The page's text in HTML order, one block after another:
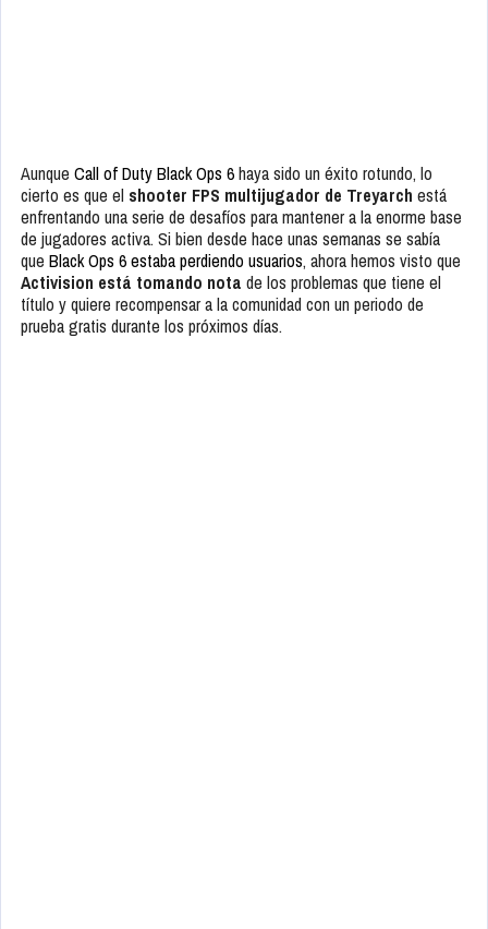
Aunque Call of Duty Black Ops 6haya sido un éxito rotundo, lo
cierto es que el shooter FPS multijugador de Treyarch está
enfrentando una serie de desafíos para mantener a la enorme base
de jugadores activa. Si bien desde hace unas semanas se sabía
que Black Ops 6 estaba perdiendo usuarios, ahora hemos visto que
Activision está tomando nota de los problemas que tiene el
título y quiere recompensar a la comunidad con un periodo de
prueba gratis durante los próximos días.